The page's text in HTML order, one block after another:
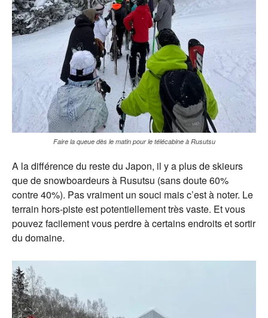
Faire la queue dès le matin pour le télécabine à Rusutsu
A la différence du reste du Japon, il y a plus de skieurs
que de snowboardeurs à Rusutsu (sans doute 60%
contre 40%). Pas vraiment un souci mais c’est à noter. Le
terrain hors-piste est potentiellement très vaste. Et vous
pouvez facilement vous perdre à certains endroits et sortir
du domaine.